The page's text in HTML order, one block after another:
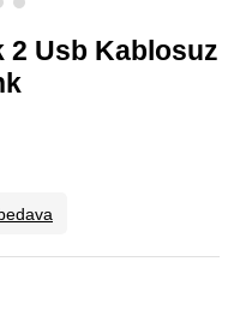
2 Usb Kablosuz